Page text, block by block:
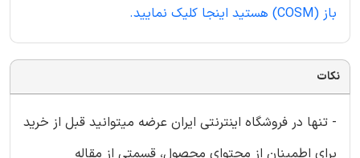
باز (COSM) هستید اینجا کلیک نمایید.
نکات
- تنها در فروشگاه اینترنتی ایران عرضه میتوانید قبل از خرید